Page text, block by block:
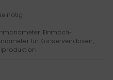
nötig.
Einmach-
für Konservendosen,